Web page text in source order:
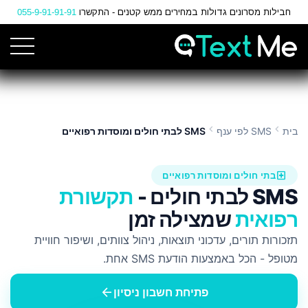
Skip
to
Content
חבילות מסרונים גדולות במחירים ממש קטנים - התקשרו 055-9-91-91-91
בית chevron_left SMS לפי ענף chevron_left SMS לבתי חולים ומוסדות רפואיים
local_hospitalבתי חולים ומוסדות רפואיים
SMS לבתי חולים -
תקשורת
רפואיתשמצילה זמן
תזכורות תורים, עדכוני תוצאות, ניהול צוותים, ושיפור חוויית
מטופל - הכל באמצעות הודעת SMS אחת.
פתיחת חשבון ניסיון arrow_back